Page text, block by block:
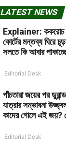
LATEST NEWS
Explainer: ককরোচ
কোর্টের মন্তব্য ঘিরে
সলতে কি আবার
Editorial Desk
পাঁচতারা জয়ের পর
যাত্রার সম্ভাবনা
কাদের গোলে এই জয়?
Editorial Desk